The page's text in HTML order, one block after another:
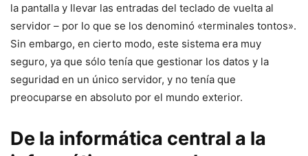
la pantalla y llevar las entradas del teclado de vuelta al
servidor – por lo que se los denominó «terminales tontos».
Sin embargo, en cierto modo, este sistema era muy
seguro, ya que sólo tenía que gestionar los datos y la
seguridad en un único servidor, y no tenía que
preocuparse en absoluto por el mundo exterior.
De la informática central a la